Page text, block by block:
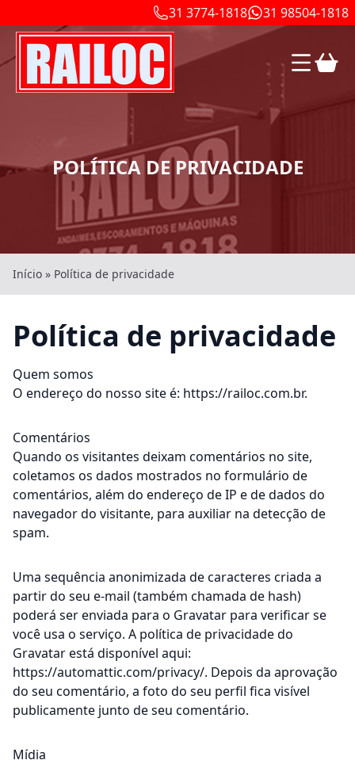
31 3774-1818 31 98504-1818
POLÍTICA DE PRIVACIDADE
Início » Política de privacidade
Política de privacidade
Quem somos
O endereço do nosso site é: https://railoc.com.br.
Comentários
Quando os visitantes deixam comentários no site,
coletamos os dados mostrados no formulário de
comentários, além do endereço de IP e de dados do
navegador do visitante, para auxiliar na detecção de
spam.
Uma sequência anonimizada de caracteres criada a
partir do seu e-mail (também chamada de hash)
poderá ser enviada para o Gravatar para verificar se
você usa o serviço. A política de privacidade do
Gravatar está disponível aqui:
https://automattic.com/privacy/. Depois da aprovação
do seu comentário, a foto do seu perfil fica visível
publicamente junto de seu comentário.
Mídia